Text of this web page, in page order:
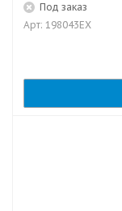
Под заказ
Арт: 198043EX